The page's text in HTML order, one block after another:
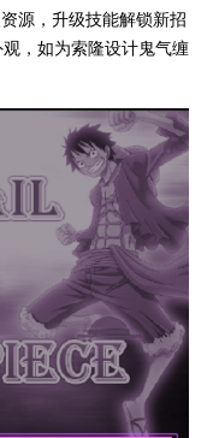
源，升级技能解锁新招
，如为索隆设计鬼气缠